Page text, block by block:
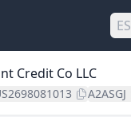
ES
Credit Co LLC
A2ASGJ